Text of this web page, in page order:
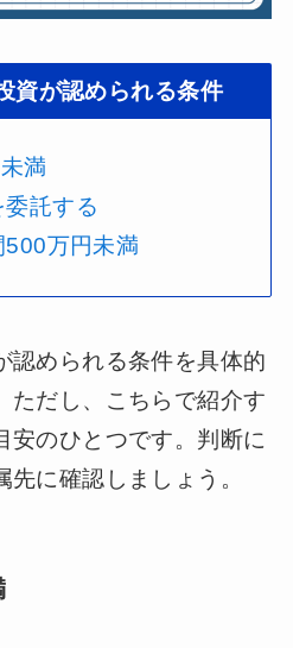
資が認められる条件
満
託する
万円未満
認められる条件を具体的
ただし、こちらで紹介す
安のひとつです。判断に
に確認しましょう。